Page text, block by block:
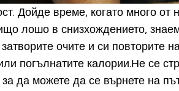
Дойде време, когато много от
лошо в снизхождението,
очите и си повторите
погълнатите калории.Не се
да можете да се върнете на